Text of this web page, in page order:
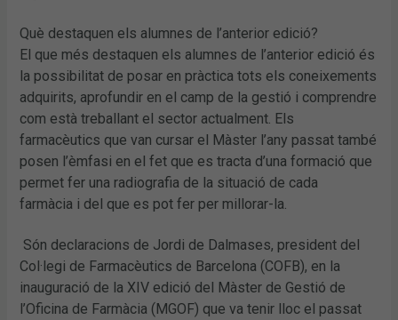
Què destaquen els alumnes de l’anterior edició?
El que més destaquen els alumnes de l’anterior edició és
la possibilitat de posar en pràctica tots els coneixements
adquirits, aprofundir en el camp de la gestió i comprendre
com està treballant el sector actualment. Els
farmacèutics que van cursar el Màster l’any passat també
posen l’èmfasi en el fet que es tracta d’una formació que
permet fer una radiografia de la situació de cada
farmàcia i del que es pot fer per millorar-la.
Són declaracions de Jordi de Dalmases, president del
Col·legi de Farmacèutics de Barcelona (COFB), en la
inauguració de la XIV edició del Màster de Gestió de
l’Oficina de Farmàcia (MGOF) que va tenir lloc el passat